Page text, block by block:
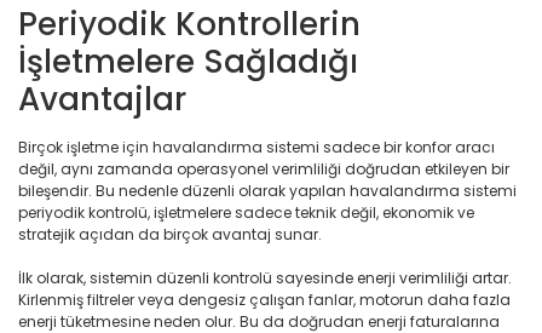
Periyodik Kontrollerin
İşletmelere Sağladığı
Avantajlar
Birçok işletme için havalandırma sistemi sadece bir konfor aracı
değil, aynı zamanda operasyonel verimliliği doğrudan etkileyen bir
bileşendir. Bu nedenle düzenli olarak yapılan havalandırma sistemi
periyodik kontrolü, işletmelere sadece teknik değil, ekonomik ve
stratejik açıdan da birçok avantaj sunar.
İlk olarak, sistemin düzenli kontrolü sayesinde enerji verimliliği artar.
Kirlenmiş filtreler veya dengesiz çalışan fanlar, motorun daha fazla
enerji tüketmesine neden olur. Bu da doğrudan enerji faturalarına